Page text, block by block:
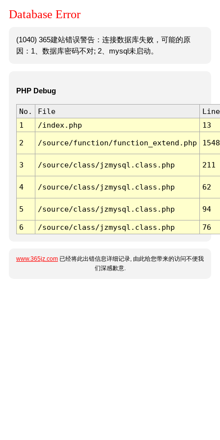
Database Error
(1040) 365建站错误警告：连接数据库失败，可能的原
因：1、数据库密码不对; 2、mysql未启动。
PHP Debug
No. File
Line
1
/index.php 13
2 /source/function/function_extend.php 1548
3 /source/class/jzmysql.class.php 211
4 /source/class/jzmysql.class.php 62
5 /source/class/jzmysql.class.php 94
6 /source/class/jzmysql.class.php 76
www.365jz.com 已经将此出错信息详细记录, 由此给您带来的访问不便我
们深感歉意.